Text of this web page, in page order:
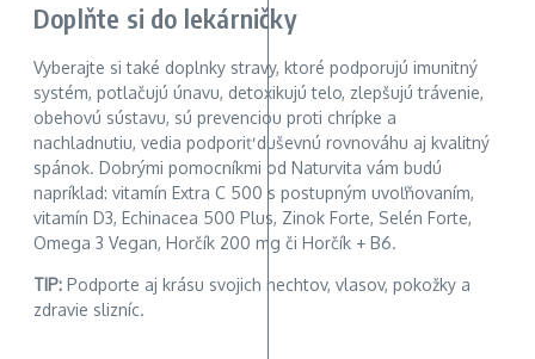
Doplňte si do lekárničky
Vyberajte si také doplnky stravy, ktoré podporujú imunitný
systém, potlačujú únavu, detoxikujú telo, zlepšujú trávenie,
obehovú sústavu, sú prevenciou proti chrípke a
nachladnutiu, vedia podporiť duševnú rovnováhu aj kvalitný
spánok. Dobrými pomocníkmi od Naturvita vám budú
napríklad: vitamín Extra C 500 s postupným uvoľňovaním,
vitamín D3, Echinacea 500 Plus, Zinok Forte, Selén Forte,
Omega 3 Vegan, Horčík 200 mg či Horčík + B6.
TIP: Podporte aj krásu svojich nechtov, vlasov, pokožky a
zdravie slizníc.